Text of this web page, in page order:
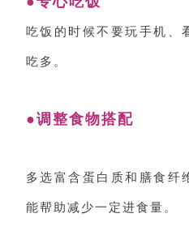
吃饭的时候不要玩手机、
吃多。
●调整食物搭配
多选富含蛋白质和膳食纤
能帮助减少一定进食量。